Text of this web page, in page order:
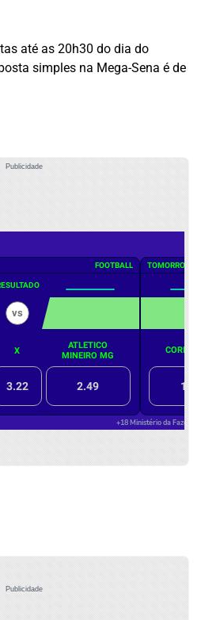
até as 20h30 do dia do
simples na Mega-Sena é de
Publicidade
Publicidade